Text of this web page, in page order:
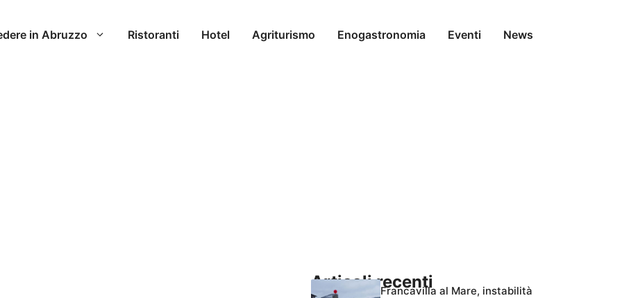
in Abruzzo Ristoranti Hotel Agriturismo Enogastronomia Eventi News
Articoli recentiFrancavilla al Mare, instabilità